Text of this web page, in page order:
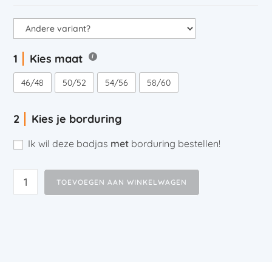
Kies maat
46/48 50/52 54/56 58/60
Kies je borduring
Ik wil deze badjas met borduring bestellen!
TOEVOEGEN AAN WINKELWAGEN